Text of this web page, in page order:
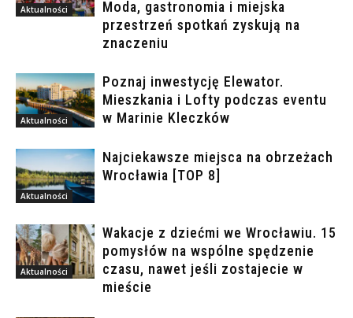
Aktualności
Moda, gastronomia i miejska
przestrzeń spotkań zyskują na
znaczeniu
Aktualności
Poznaj inwestycję Elewator.
Mieszkania i Lofty podczas eventu
w Marinie Kleczków
Aktualności
Najciekawsze miejsca na obrzeżach
Wrocławia [TOP 8]
Aktualności
Wakacje z dziećmi we Wrocławiu. 15
pomysłów na wspólne spędzenie
czasu, nawet jeśli zostajecie w
mieście